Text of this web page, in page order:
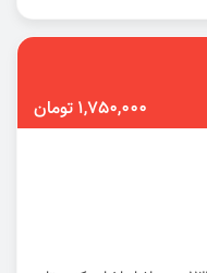
1,750,000 تومان